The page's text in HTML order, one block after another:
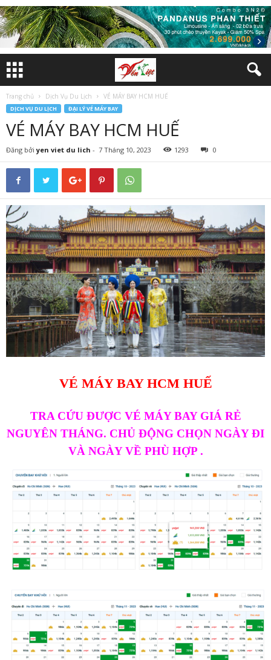
Trang chủ Dịch Vụ Du Lịch VÉ MÁY BAY HCM HUẾ
DỊCH VỤ DU LỊCH ĐẠI LÝ VÉ MÁY BAY
VÉ MÁY BAY HCM HUẾ
Đăng bởi yen viet du lich - 7 Tháng 10, 2023 1293 0
VÉ MÁY BAY HCM HUẾ
TRA CỨU ĐƯỢC VÉ MÁY BAY GIÁ RẺ
NGUYÊN THÁNG. CHỦ ĐỘNG CHỌN NGÀY ĐI
VÀ NGÀY VỀ PHÙ HỢP .